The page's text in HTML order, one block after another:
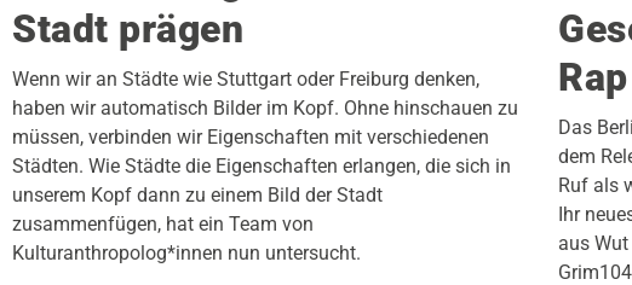
Stadt prägen
Wenn wir an Städte wie Stuttgart oder Freiburg denken,
haben wir automatisch Bilder im Kopf. Ohne hinschauen zu
müssen, verbinden wir Eigenschaften mit verschiedenen
Städten. Wie Städte die Eigenschaften erlangen, die sich in
unserem Kopf dann zu einem Bild der Stadt
zusammenfügen, hat ein Team von
Kulturanthropolog*innen nun untersucht.
Das
dem
Ruf als
Ihr
aus